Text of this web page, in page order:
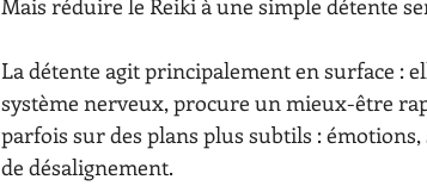
Mais réduire le Reiki à une simple détente
La détente agit principalement en surface :
système nerveux, procure un mieux-être
parfois sur des plans plus subtils :
de désalignement.